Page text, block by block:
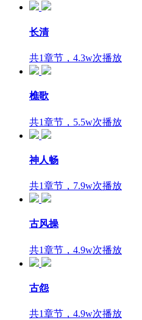
长清
共1章节，4.3w次播放
樵歌
共1章节，5.5w次播放
神人畅
共1章节，7.9w次播放
古风操
共1章节，4.9w次播放
古怨
共1章节，4.9w次播放